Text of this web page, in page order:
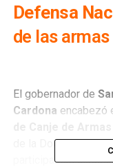
Defensa
de las
El gobernador de
Cardona encabezó
de la Doceava
participación